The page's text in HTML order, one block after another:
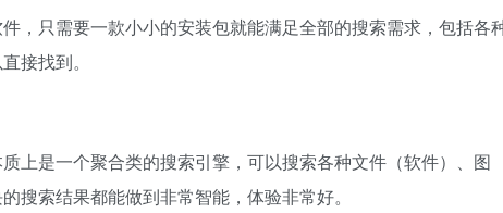
，只需要一款小小的安装包就能满足全部的搜索需求，包括各
接找到。
上是一个聚合类的搜索引擎，可以搜索各种文件（软件）、图
搜索结果都能做到非常智能，体验非常好。